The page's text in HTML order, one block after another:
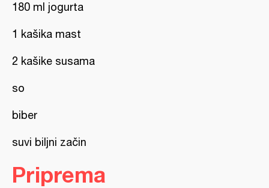
180 ml jogurta
1 kašika mast
2 kašike susama
so
biber
suvi biljni začin
Priprema